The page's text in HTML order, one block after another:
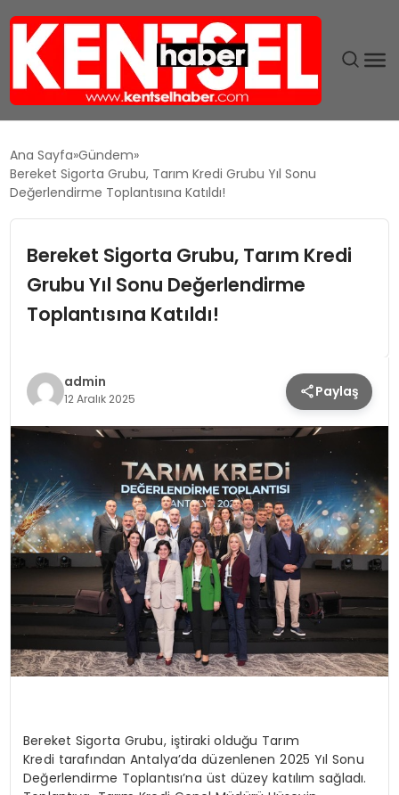
GÜNDEM
EĞITIM
TEKNOLOJI
MAGAZIN
KÜLTÜR & SANAT
SPOR
SAĞLIK
Ana Sayfa Gündem
Bereket Sigorta Grubu, Tarım Kredi Grubu Yıl Sonu
Değerlendirme Toplantısına Katıldı!
Bereket Sigorta Grubu, Tarım Kredi
Grubu Yıl Sonu Değerlendirme
Toplantısına Katıldı!
admin
12 Aralık 2025 Paylaş
Bereket Sigorta Grubu, iştiraki olduğu Tarım
Kredi tarafından Antalya’da düzenlenen 2025 Yıl Sonu
Değerlendirme Toplantısı’na üst düzey katılım sağladı.